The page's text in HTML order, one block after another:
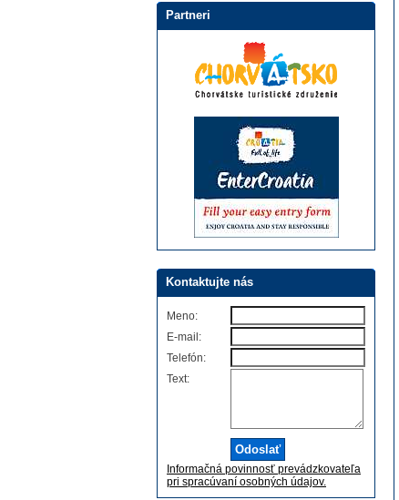
Partneri
Kontaktujte nás
Meno:
E-mail:
Telefón:
Text:
Informačná povinnosť prevádzkovateľa
pri spracúvaní osobných údajov.